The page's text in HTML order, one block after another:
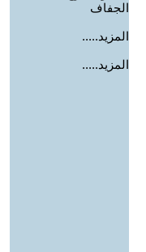
الجفاف
المزيد.....
المزيد.....